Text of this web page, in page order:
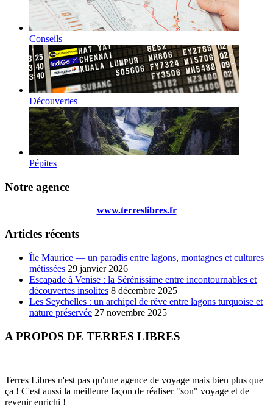
Conseils
Découvertes
Pépites
Notre agence
www.terreslibres.fr
Articles récents
Île Maurice — un paradis entre lagons, montagnes et cultures
métissées 29 janvier 2026
Escapade à Venise : la Sérénissime entre incontournables et
découvertes insolites 8 décembre 2025
Les Seychelles : un archipel de rêve entre lagons turquoise et
nature préservée 27 novembre 2025
A PROPOS DE TERRES LIBRES
Terres Libres n'est pas qu'une agence de voyage mais bien plus que
ça ! C'est aussi la meilleure façon de réaliser "son" voyage et de
revenir enrichi !